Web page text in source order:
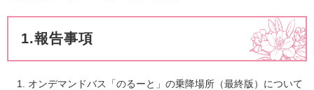
1.報告事項
オンデマンドバス「のるーと」の乗降場所（最終版）について